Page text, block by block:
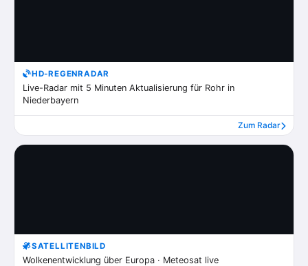
HD-REGENRADAR
Live-Radar mit 5 Minuten Aktualisierung für Rohr in
Niederbayern
Zum Radar
SATELLITENBILD
Wolkenentwicklung über Europa · Meteosat live